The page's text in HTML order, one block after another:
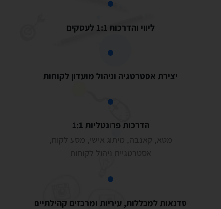
ליווי והדרכות 1:1 לעסקים
יצירת אסטרטגיה וניהול מועדון לקוחות
הדרכות פרונטליות 1:1
מטא, קאנבה, מיתוג אישי, מסע לקוח,
אסטרטגיית ניהול לקוחות
סדנאות למכללות, עיריות ומרכזים קהילתיים